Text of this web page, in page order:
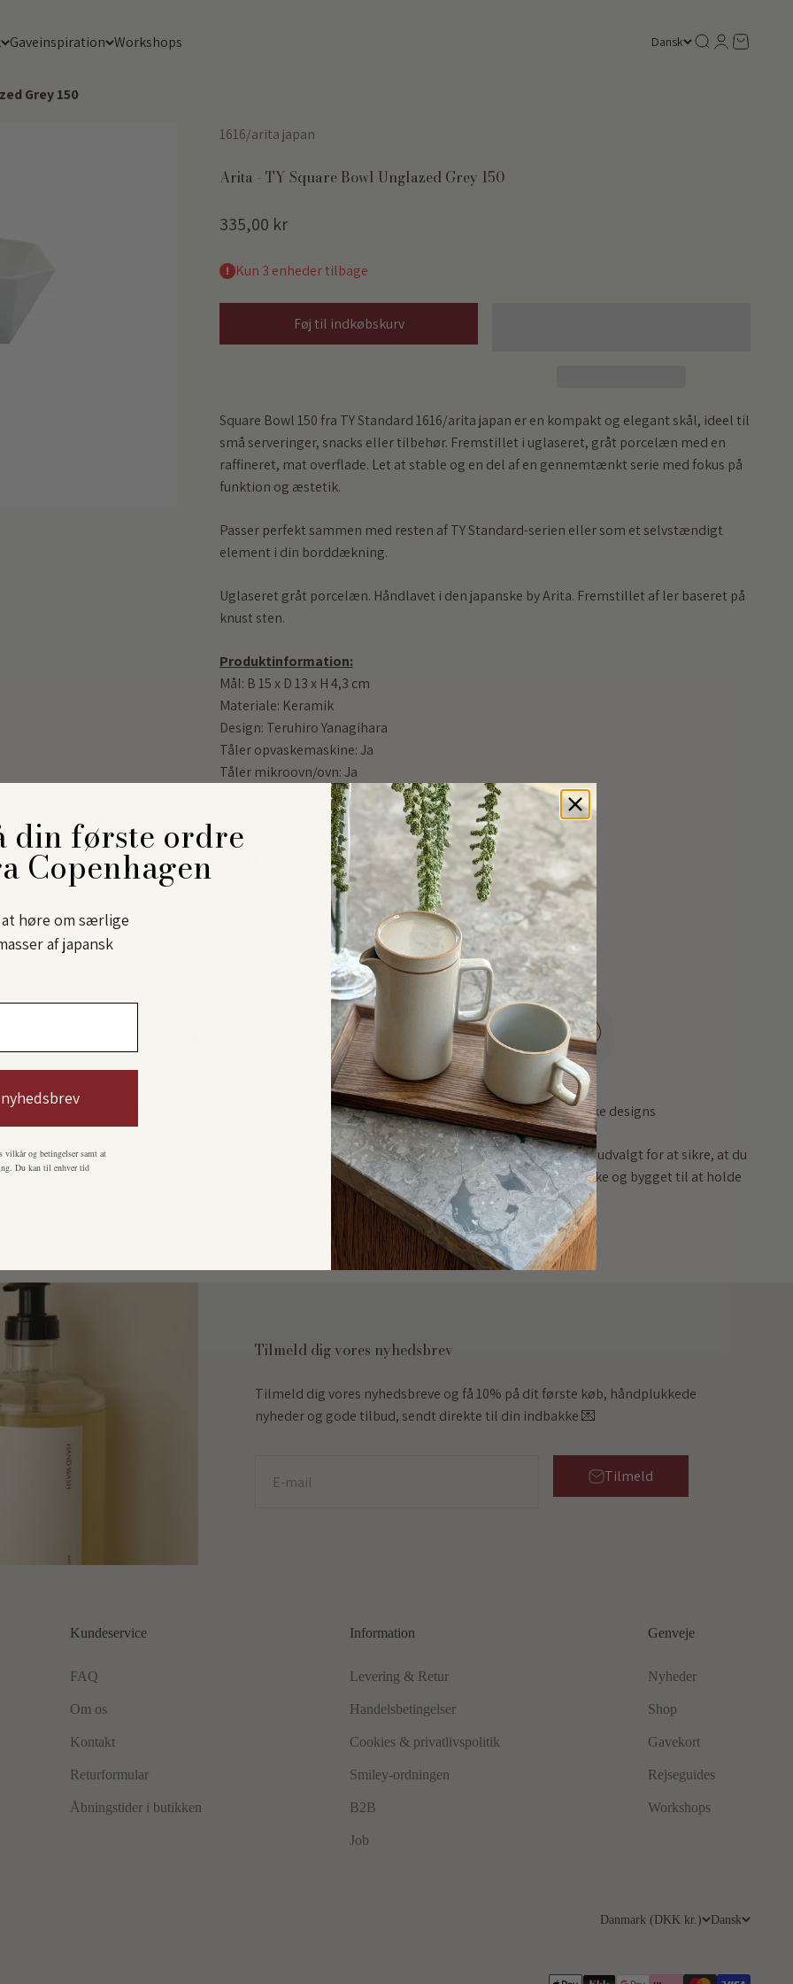
Gaveinspiration Workshops Dansk Søg Log ind
Kurv
Grey 150
1616/arita japan
Arita - TY Square Bowl Unglazed Grey 150
Salgspris
335,00 kr
Kun 3 enheder tilbage
Føj til indkøbskurv
Square Bowl 150 fra TY Standard 1616/arita japan er en kompakt og elegant skål, ideel til
små serveringer, snacks eller tilbehør. Fremstillet i uglaseret, gråt porcelæn med en
raffineret, mat overflade. Let at stable og en del af en gennemtænkt serie med fokus på
funktion og æstetik.
Passer perfekt sammen med resten af TY Standard-serien eller som et selvstændigt
element i din borddækning.
Uglaseret gråt porcelæn. Håndlavet i den japanske by Arita. Fremstillet af ler baseret på
knust sten.
Produktinformation:
Mål: B 15 x D 13 x H 4,3 cm
Materiale: Keramik
Design: Teruhiro Yanagihara
Tåler opvaskemaskine: Ja
Tåler mikroovn/ovn: Ja
Fødevaregodkendt: Ja
Hos Sakura Copenhagen er vi dedikeret til at tilbyde
personlig og hjælpsom kundeservice, så du får den bedste
Høj kvalitet, unikke designs
Vores sortiment er omhyggeligt udvalgt for at sikre, at du
får produkter, der både er smukke og bygget til at holde
Tilmeld dig vores nyhedsbrev
Tilmeld dig vores nyhedsbreve og få 10% på dit første køb, håndplukkede
nyheder og gode tilbud, sendt direkte til din indbakke 💌
E-mail Tilmeld
Kundeservice
FAQ
Om os
Kontakt
Returformular
Åbningstider i butikken
Information
Levering & Retur
Handelsbetingelser
Cookies & privatlivspolitik
Smiley-ordningen
B2B
Job
Genveje
Nyheder
Shop
Gavekort
Rejseguides
Workshops
Danmark (DKK kr.) Dansk
din første ordre
Copenhagen
høre om særlige
af japansk
vilkår og betingelser samt at
Du kan til enhver tid